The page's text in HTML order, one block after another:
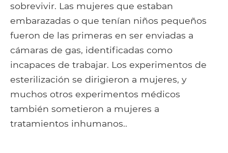
sobrevivir. Las mujeres que estaban
embarazadas o que tenían niños pequeños
fueron de las primeras en ser enviadas a
cámaras de gas, identificadas como
incapaces de trabajar. Los experimentos de
esterilización se dirigieron a mujeres, y
muchos otros experimentos médicos
también sometieron a mujeres a
tratamientos inhumanos..